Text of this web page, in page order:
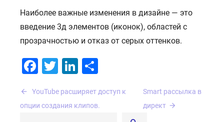
Наиболее важные изменения в дизайне — это
введение 3д элементов (иконок), областей с
прозрачностью и отказ от серых оттенков.
Facebook
TwitterLinkedIn
Навигация
по
YouTube расширяет доступ к
опции создания клипов.
Smart рассылка в
директ